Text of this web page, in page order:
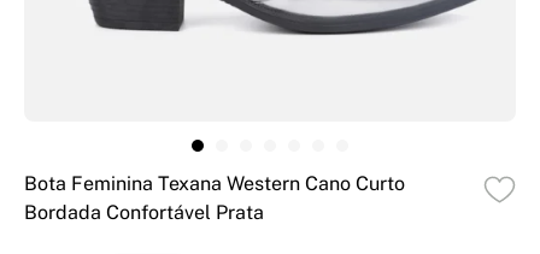
Bota Feminina Texana Western Cano Curto
Bordada Confortável Prata